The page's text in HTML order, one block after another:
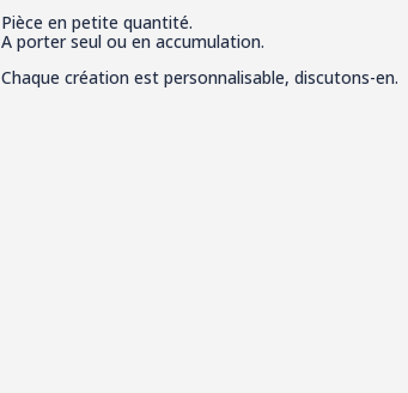
Pièce en petite quantité.
A porter seul ou en accumulation.
Chaque création est personnalisable, discutons-en.